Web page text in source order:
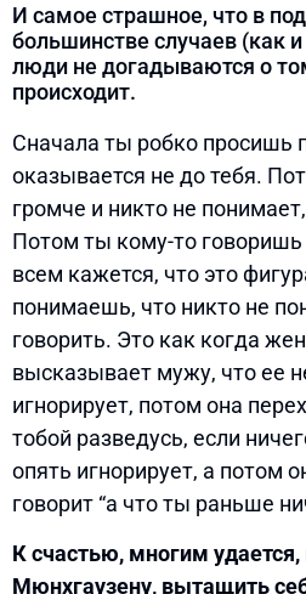
И самое страшное, что в
большинстве случаев (как
люди не догадываются о
происходит.
Сначала ты робко просишь
оказывается не до тебя.
громче и никто не
Потом ты кому-то говоришь
всем кажется, что это
понимаешь, что никто не
говорить. Это как когда
высказывает мужу, что ее
игнорирует, потом она
тобой разведусь, если
опять игнорирует, а потом
говорит “а что ты раньше
К счастью, многим удается,
Мюнхгаузену, вытащить